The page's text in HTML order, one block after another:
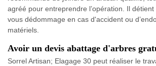
agréé pour entreprendre l’opération. Il
vous dédommage en cas d'accident ou
matériels.
Avoir un devis abattage d'arbres
Sorrel Artisan; Elagage 30 peut réaliser le